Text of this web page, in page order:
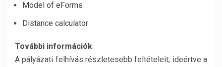
Model of eForms
Distance calculator
További információk
A pályázati felhívás részletesebb feltételeit, ideértve a